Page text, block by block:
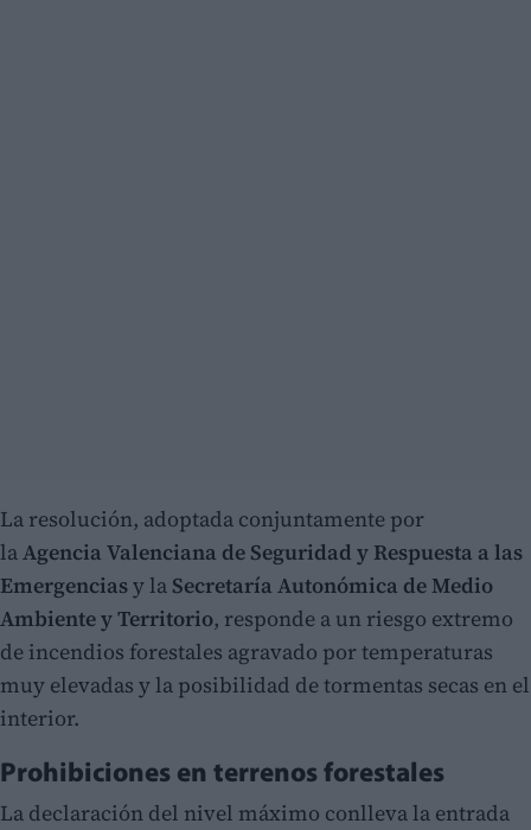
La resolución, adoptada conjuntamente por
laAgencia Valenciana de Seguridad y Respuesta a las
Emergenciasy la Secretaría Autonómica de Medio
Ambiente y Territorio, responde a un riesgo extremo
de incendios forestales agravado por temperaturas
muy elevadas y la posibilidad de tormentas secas en el
interior.
Prohibiciones en terrenos forestales
La declaración del nivel máximo conlleva la entrada